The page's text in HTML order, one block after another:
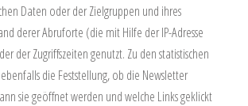
Daten oder der Zielgruppen und ihres
derer Abruforte (die mit Hilfe der IP-Adresse
der Zugriffszeiten genutzt. Zu den statistischen
die Feststellung, ob die Newsletter
sie geöffnet werden und welche Links geklickt